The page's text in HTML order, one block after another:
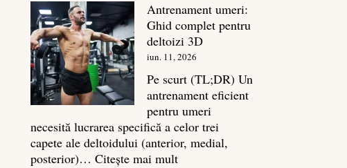
culturism:
Inamicul
tăcut
al
masei
musculare
Antrenament umeri:
Ghid complet pentru
deltoizi 3D
iun. 11, 2026
Pe scurt (TL;DR) Un
antrenament eficient
pentru umeri
necesită lucrarea specifică a celor trei
capete ale deltoidului (anterior, medial,
posterior)…Citește mai mult: